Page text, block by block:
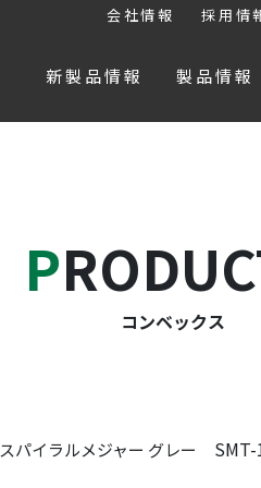
会社情報 採用情
新製品情報 製品情報
コンベックス
スパイラルメジャー グレー SMT-